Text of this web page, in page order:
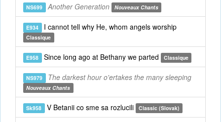
NS699 Another Generation Nouveaux Chants
E934 I cannot tell why He, whom angels worship
Classique
E958 Since long ago at Bethany we parted Classique
NS979 The darkest hour o'ertakes the many sleeping
Nouveaux Chants
Sk958 V Betanii co sme sa rozlucili Classic (Slovak)